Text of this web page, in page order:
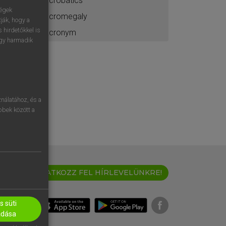
acromegaly
acronym
IRATKOZZ FEL HÍRLEVELÜNKRE!
hogy a
hirdetőkkel is
harmadik
és a
között a
süti